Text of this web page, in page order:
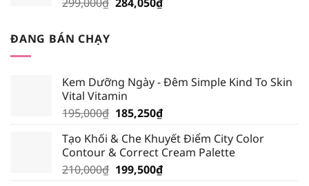
208,050₫.
ĐANG BÁN CHẠY
Kem Dưỡng Ngày - Đêm Simple Kind To Skin
Vital Vitamin
195,000₫ Giá
là:
195,000₫.
185,250₫Giá
tại
là:
185,250₫.
Tạo Khối & Che Khuyết Điểm City Color
Contour & Correct Cream Palette
210,000₫ Giá
199,500₫Giá